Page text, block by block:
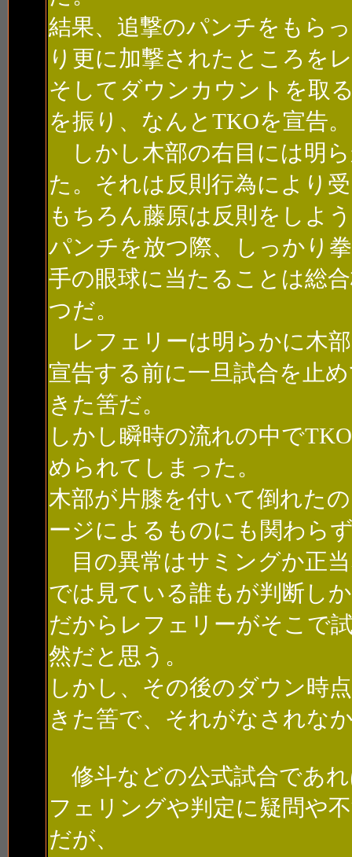
結果、追撃のパンチをもら
り更に加撃されたところを
そしてダウンカウントを取
を振り、なんとTKOを宣告。
しかし木部の右目には明
た。それは反則行為により
もちろん藤原は反則をしよ
パンチを放つ際、しっかり
手の眼球に当たることは総
つだ。
レフェリーは明らかに木
宣告する前に一旦試合を止
きた筈だ。
しかし瞬時の流れの中で
められてしまった。
木部が片膝を付いて倒れた
ージによるものにも関わら
目の異常はサミングか正
では見ている誰もが判断し
だからレフェリーがそこで
然だと思う。
しかし、その後のダウン時
きた筈で、それがなされな
修斗などの公式試合であ
フェリングや判定に疑問や
だが、